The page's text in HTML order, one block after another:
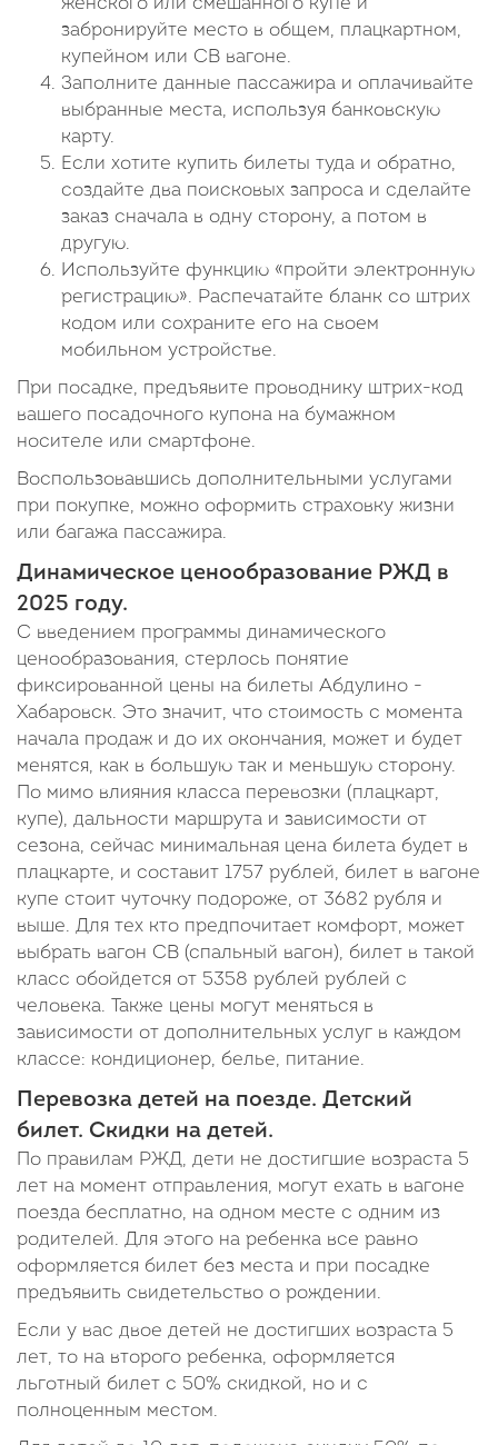
женского или смешанного купе и
забронируйте место в общем, плацкартном,
купейном или СВ вагоне.
Заполните данные пассажира и оплачивайте
выбранные места, используя банковскую
карту.
Если хотите купить билеты туда и обратно,
создайте два поисковых запроса и сделайте
заказ сначала в одну сторону, а потом в
другую.
Используйте функцию «пройти электронную
регистрацию». Распечатайте бланк со штрих
кодом или сохраните его на своем
мобильном устройстве.
При посадке, предъявите проводнику штрих-код
вашего посадочного купона на бумажном
носителе или смартфоне.
Воспользовавшись дополнительными услугами
при покупке, можно оформить страховку жизни
или багажа пассажира.
Динамическое ценообразование РЖД в
2025 году.
С введением программы динамического
ценообразования, стерлось понятие
фиксированной цены на билеты Абдулино -
Хабаровск. Это значит, что стоимость с момента
начала продаж и до их окончания, может и будет
менятся, как в большую так и меньшую сторону.
По мимо влияния класса перевозки (плацкарт,
купе), дальности маршрута и зависимости от
сезона, сейчас минимальная цена билета будет в
плацкарте, и составит 1757 рублей, билет в вагоне
купе стоит чуточку подороже, от 3682 рубля и
выше. Для тех кто предпочитает комфорт, может
выбрать вагон СВ (спальный вагон), билет в такой
класс обойдется от 5358 рублей рублей с
человека. Также цены могут меняться в
зависимости от дополнительных услуг в каждом
классе: кондиционер, белье, питание.
Перевозка детей на поезде. Детский
билет. Скидки на детей.
По правилам РЖД, дети не достигшие возраста 5
лет на момент отправления, могут ехать в вагоне
поезда бесплатно, на одном месте с одним из
родителей. Для этого на ребенка все равно
оформляется билет без места и при посадке
предъявить свидетельство о рождении.
Если у вас двое детей не достигших возраста 5
лет, то на второго ребенка, оформляется
льготный билет с 50% скидкой, но и с
полноценным местом.